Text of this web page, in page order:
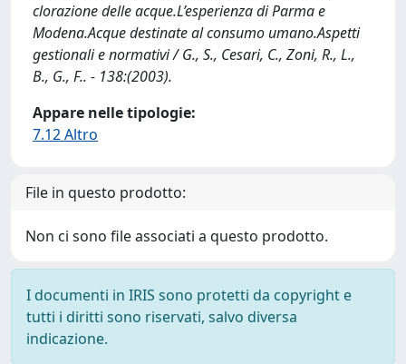
clorazione delle acque.L’esperienza di Parma e
Modena.Acque destinate al consumo umano.Aspetti
gestionali e normativi / G., S., Cesari, C., Zoni, R., L.,
B., G., F.. - 138:(2003).
Appare nelle tipologie:
7.12 Altro
File in questo prodotto:
Non ci sono file associati a questo prodotto.
I documenti in IRIS sono protetti da copyright e
tutti i diritti sono riservati, salvo diversa
indicazione.